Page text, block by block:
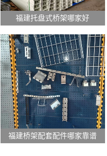
福建托盘式桥架哪家好
福建桥架配套配件哪家靠谱